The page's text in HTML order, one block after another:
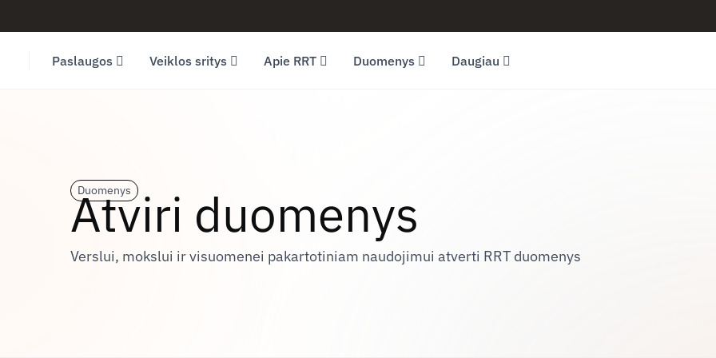
Paslaugos Veiklos sritys Apie RRT Duomenys Daugiau
Duomenys
Atviri duomenys
Verslui, mokslui ir visuomenei pakartotiniam naudojimui atverti RRT duomenys